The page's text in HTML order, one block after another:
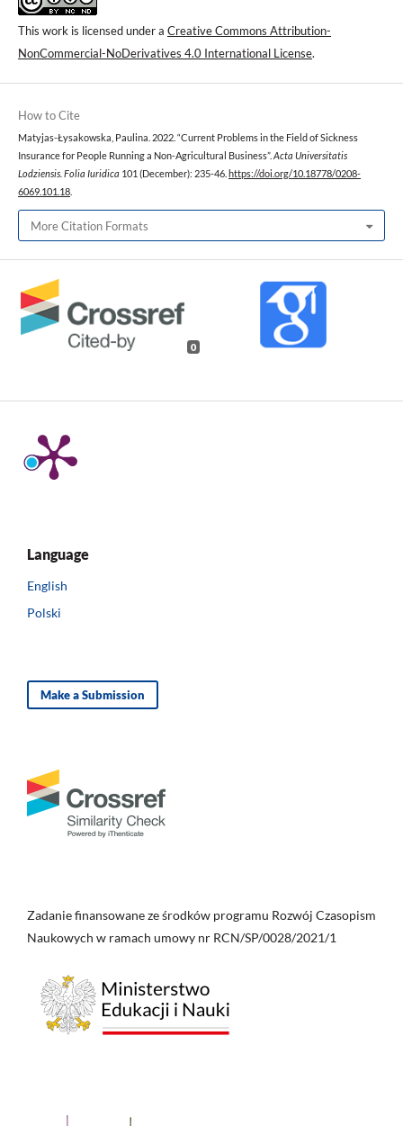
This work is licensed under a Creative Commons Attribution-
NonCommercial-NoDerivatives 4.0 International License.
How to Cite
Matyjas-Łysakowska, Paulina. 2022. “Current Problems in the Field of Sickness
Insurance for People Running a Non-Agricultural Business”. Acta Universitatis
Lodziensis. Folia Iuridica 101 (December): 235-46. https://doi.org/10.18778/0208-
6069.101.18
More Citation Formats
0
Language
English
Polski
Make a Submission
Zadanie finansowane ze środków programu Rozwój Czasopism
Naukowych w ramach umowy nr RCN/SP/0028/2021/1